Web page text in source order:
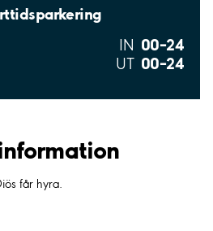
IN 00–24
UT 00–24
får hyra.